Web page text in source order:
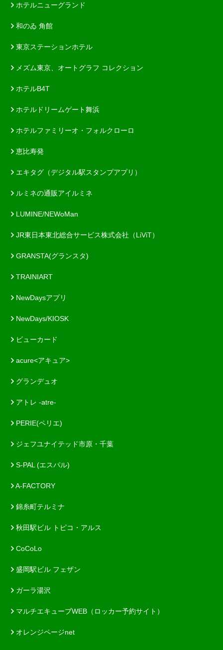
ホテルニューグランド
和のゐ 角館
東京ステーションホテル
メズム東京、オートグラフ コレクション
ホテルB4T
ホテルドリームゲート舞浜
ホテルファミリーオ・フォルクローロ
恵比寿発
エキタグ（デジタル駅スタンプアプリ）
ルミネの通販アイルミネ
LUMINE/NEWoMan
JR東日本東北総合サービス株式会社（LiViT）
GRANSTA(グランスタ)
TRAINIART
NewDaysアプリ
NewDays/KIOSK
ビューカード
acure<アキュア>
グランデュオ
アトレ -atre-
PERIE(ペリエ)
ジェフユナイテッド市原・千葉
S-PAL (エスパル)
A-FACTORY
錦糸町テルミナ
秋田駅ビル トピコ・アルス
CoCoLo
盛岡駅ビル フェザン
ガーラ湯沢
マルチエキューブWEB（ロッカー予約サイト）
オレンジページnet